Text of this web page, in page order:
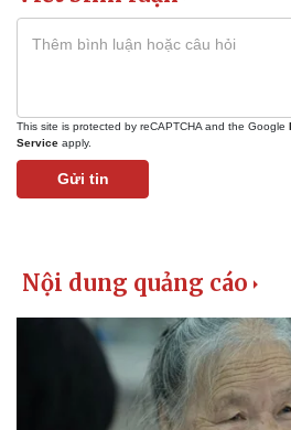
This site is protected by reCAPTCHA and the Google
Service apply.
Gửi tin